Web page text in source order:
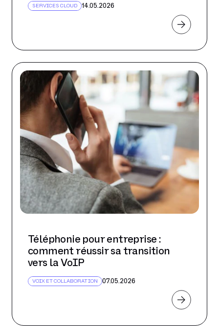
SERVICES CLOUD 14.05.2026
Téléphonie pour entreprise :
comment réussir sa transition
vers la VoIP
VOIX ET COLLABORATION 07.05.2026